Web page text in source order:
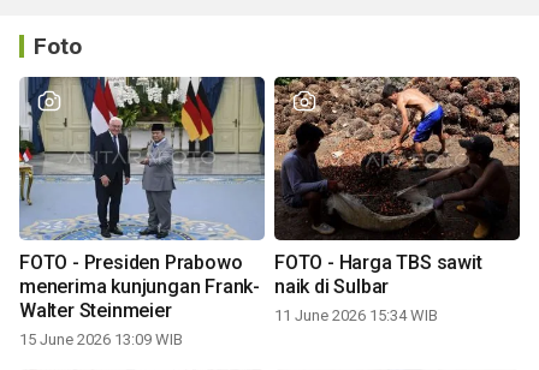
Foto
FOTO - Presiden Prabowo
menerima kunjungan Frank-
Walter Steinmeier
15 June 2026 13:09 WIB
FOTO - Harga TBS sawit
naik di Sulbar
11 June 2026 15:34 WIB